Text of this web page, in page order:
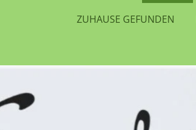
ZUHAUSE GEFUNDEN